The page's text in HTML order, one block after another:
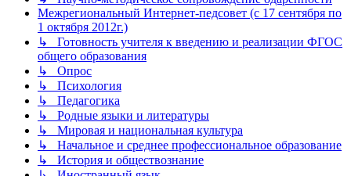
Межрегиональный Интернет-педсовет (с 17 сентября по
1 октября 2012г.)
↳ Готовность учителя к введению и реализации ФГОС
общего образования
↳ Опрос
↳ Психология
↳ Педагогика
↳ Родные языки и литературы
↳ Мировая и национальная культура
↳ Начальное и среднее профессиональное образование
↳ История и обществознание